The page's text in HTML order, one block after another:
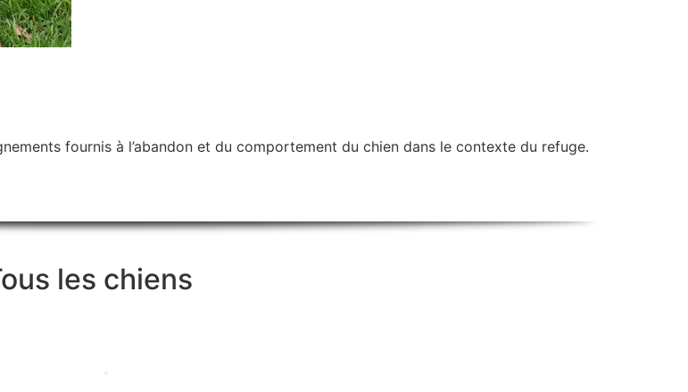
fournis à l’abandon et du comportement du chien dans le contexte du refuge.
les chiens